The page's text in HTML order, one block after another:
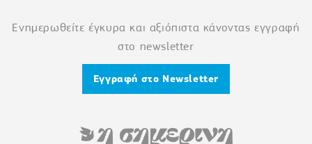
Ενημερωθείτε έγκυρα και αξιόπιστα κάνοντας εγγραφή
στο newsletter
Εγγραφή στο Newsletter